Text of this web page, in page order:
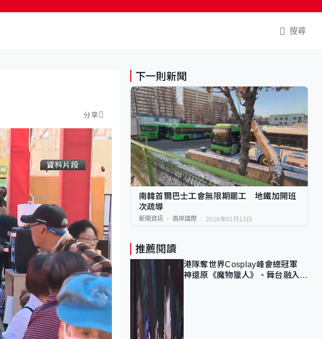
搜尋
分享
下一則新聞
南韓首爾巴士工會無限期罷工 地鐵加開班
次疏導
新聞資訊 兩岸國際 2026年01月13日
推薦閱讀
港隊奪世界Cosplay峰會總冠軍
神還原《魔物獵人》、舞台融入獅